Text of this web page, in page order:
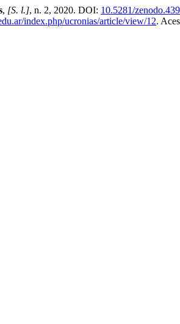
, [S. l.], n. 2, 2020. DOI: 10.5281/
index.php/ucronias/article/view/12.